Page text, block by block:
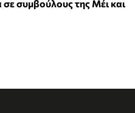
συμβούλους της Μέι και